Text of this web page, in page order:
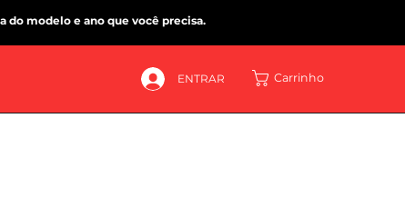
do modelo e ano que você precisa.
ENTRAR Carrinho